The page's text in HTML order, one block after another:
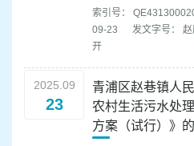
索引号：
09-23
发文字号：
开
2025.09
23
青浦区赵巷镇人
农村生活污水处
方案（试行）》